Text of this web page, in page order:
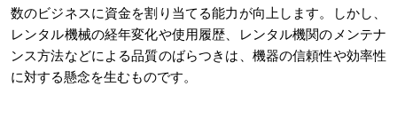
数のビジネスに資金を割り当てる能力が向上します。しかし、
レンタル機械の経年変化や使用履歴、レンタル機関のメンテナ
ンス方法などによる品質のばらつきは、機器の信頼性や効率性
に対する懸念を生むものです。